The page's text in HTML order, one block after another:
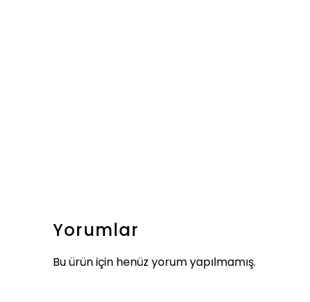
Yorumlar
Bu ürün için henüz yorum yapılmamış.